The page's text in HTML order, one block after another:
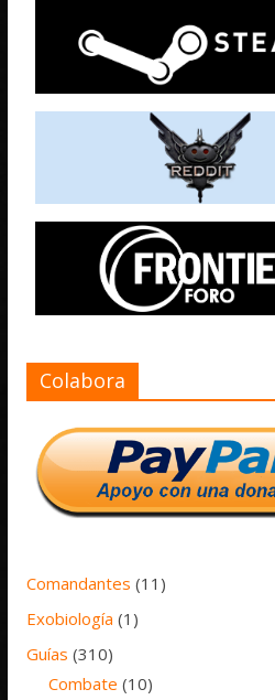
Colabora
Comandantes (11)
Exobiología (1)
Guías (310)
Combate (10)